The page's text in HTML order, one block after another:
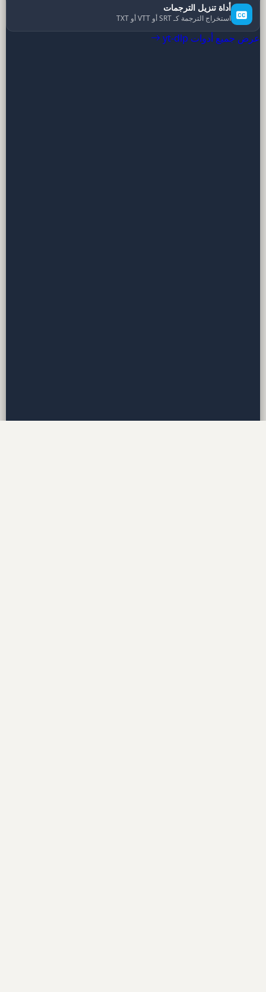
أداة تنزيل الترجمات
استخراج الترجمة كـ SRT أو VTT أو TXT
عرض جميع أدوات yt-dlp